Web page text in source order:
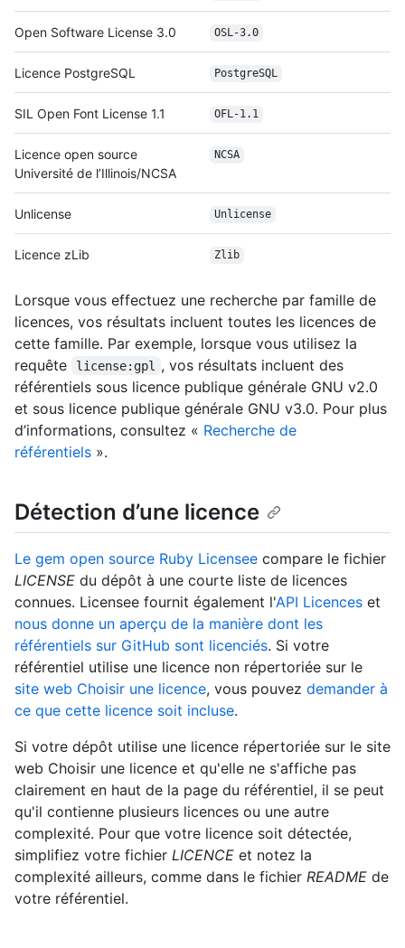
Open Software License 3.0 OSL-3.0
Licence PostgreSQL PostgreSQL
SIL Open Font License 1.1 OFL-1.1
Licence open source
Université de l’Illinois/NCSA
NCSA
Unlicense Unlicense
Licence zLib Zlib
Lorsque vous effectuez une recherche par famille de
licences, vos résultats incluent toutes les licences de
cette famille. Par exemple, lorsque vous utilisez la
requête
license:gpl
, vos résultats incluent des
référentiels sous licence publique générale GNU v2.0
et sous licence publique générale GNU v3.0. Pour plus
d’informations, consultez « Recherche de
référentiels ».
Détection d’une licence
Le gem open source Ruby Licensee compare le fichier
LICENSE du dépôt à une courte liste de licences
connues. Licensee fournit également l'API Licences et
nous donne un aperçu de la manière dont les
référentiels sur GitHub sont licenciés. Si votre
référentiel utilise une licence non répertoriée sur le
site web Choisir une licence, vous pouvez demander à
ce que cette licence soit incluse.
Si votre dépôt utilise une licence répertoriée sur le site
web Choisir une licence et qu'elle ne s'affiche pas
clairement en haut de la page du référentiel, il se peut
qu'il contienne plusieurs licences ou une autre
complexité. Pour que votre licence soit détectée,
simplifiez votre fichier LICENCE et notez la
complexité ailleurs, comme dans le fichier README de
votre référentiel.